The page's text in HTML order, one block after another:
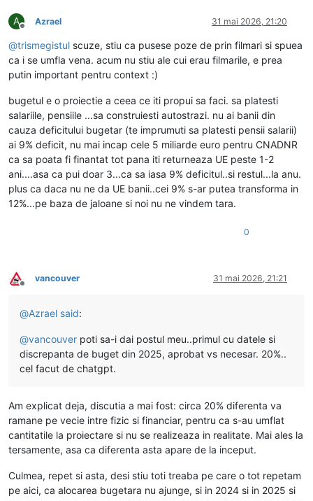
A
Deconectat
Azrael 31 mai 2026, 21:20
@trismegistul scuze, stiu ca pusese poze de prin filmari si spuea
ca i se umfla vena. acum nu stiu ale cui erau filmarile, e prea
putin important pentru context :)
bugetul e o proiectie a ceea ce iti propui sa faci. sa platesti
salariile, pensiile ...sa construiesti autostrazi. nu ai banii din
cauza deficitului bugetar (te imprumuti sa platesti pensii salarii)
ai 9% deficit, nu mai incap cele 5 miliarde euro pentru CNADNR
ca sa poata fi finantat tot pana iti returneaza UE peste 1-2
ani....asa ca pui doar 3...ca sa iasa 9% deficitul..si restul...la anu.
plus ca daca nu ne da UE banii..cei 9% s-ar putea transforma in
12%...pe baza de jaloane si noi nu ne vindem tara.
0
Deconectat
vancouver 31 mai 2026, 21:21
@Azrael said:
@vancouver poti sa-i dai postul meu..primul cu datele si
discrepanta de buget din 2025, aprobat vs necesar. 20%..
cel facut de chatgpt.
Am explicat deja, discutia a mai fost: circa 20% diferenta va
ramane pe vecie intre fizic si financiar, pentru ca s-au umflat
cantitatile la proiectare si nu se realizeaza in realitate. Mai ales la
tersamente, asa ca diferenta asta apare de la inceput.
Culmea, repet si asta, desi stiu toti treaba pe care o tot repetam
pe aici, ca alocarea bugetara nu ajunge, si in 2024 si in 2025 si